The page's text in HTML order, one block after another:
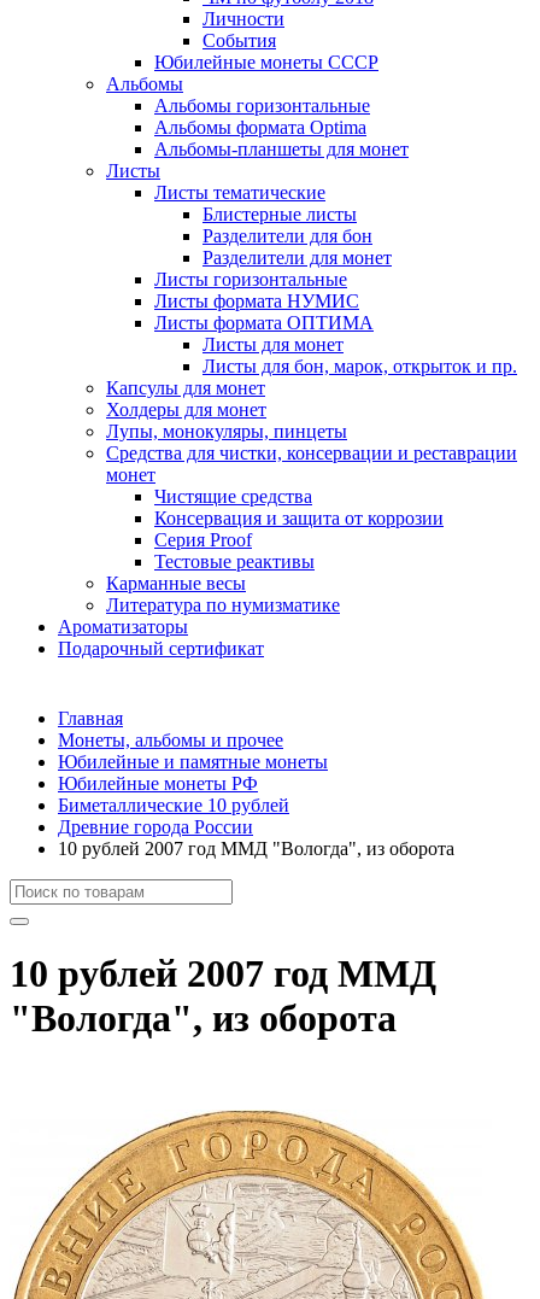
Личности
События
Юбилейные монеты СССР
Альбомы
Альбомы горизонтальные
Альбомы формата Optima
Альбомы-планшеты для монет
Листы
Листы тематические
Блистерные листы
Разделители для бон
Разделители для монет
Листы горизонтальные
Листы формата НУМИС
Листы формата ОПТИМА
Листы для монет
Листы для бон, марок, открыток и пр.
Капсулы для монет
Холдеры для монет
Лупы, монокуляры, пинцеты
Средства для чистки, консервации и реставрации
монет
Чистящие средства
Консервация и защита от коррозии
Серия Proof
Тестовые реактивы
Карманные весы
Литература по нумизматике
Ароматизаторы
Подарочный сертификат
Главная
Монеты, альбомы и прочее
Юбилейные и памятные монеты
Юбилейные монеты РФ
Биметаллические 10 рублей
Древние города России
10 рублей 2007 год ММД "Вологда", из оборота
10 рублей 2007 год ММД
"Вологда", из оборота